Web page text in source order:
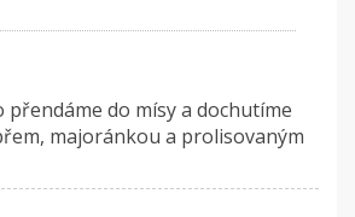
přendáme do mísy a dochutíme
majoránkou a prolisovaným